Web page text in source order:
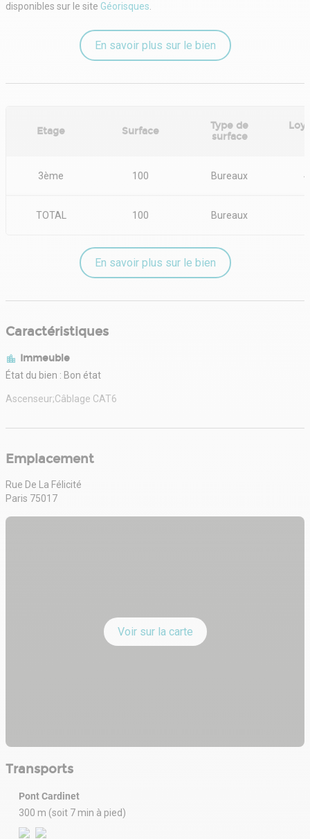
disponibles sur le site Géorisques.
En savoir plus sur le bien
Etage Surface
Type de
surface
3ème 100 Bureaux
TOTAL 100 Bureaux
En savoir plus sur le bien
Caractéristiques
Immeuble
État du bien : Bon état
Ascenseur;Câblage CAT6
Emplacement
Rue De La Félicité
Paris 75017
Voir sur la carte
Transports
Pont Cardinet
300 m (soit 7 min à pied)